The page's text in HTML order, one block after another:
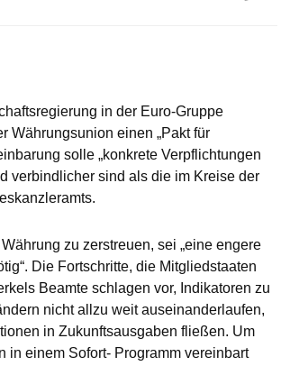
in der Euro-Gruppe
Währungsunion einen „Pakt für
solle „konkrete Verpflichtungen
verbindlicher sind als die im Kreise der
zu zerstreuen, sei „eine engere
Die Fortschritte, die Mitgliedstaaten
Beamte schlagen vor, Indikatoren zu
nicht allzu weit auseinanderlaufen,
in Zukunftsausgaben fließen. Um
in einem Sofort- Programm vereinbart